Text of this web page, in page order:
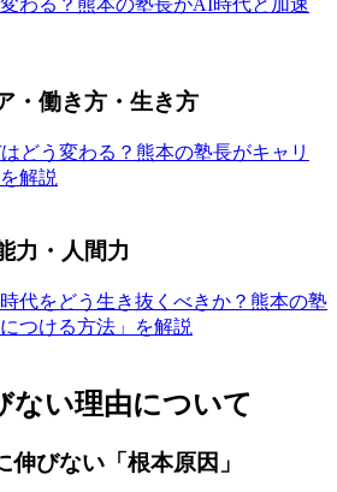
・働き方・生き方
どう変わる？熊本の塾長がキャリ
解説
力・人間力
代をどう生き抜くべきか？熊本の塾
つける方法」を解説
ない理由について
びない「根本原因」